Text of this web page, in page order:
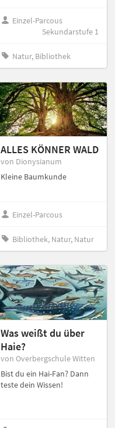
Einzel-Parcous
Sekundarstufe 1
Natur, Bibliothek
ALLES KÖNNER WALD
von Dionysianum
Kleine Baumkunde
Einzel-Parcous
Bibliothek, Natur, Natur
Was weißt du über
Haie?
von Overbergschule Witten
Bist du ein Hai-Fan? Dann
teste dein Wissen!